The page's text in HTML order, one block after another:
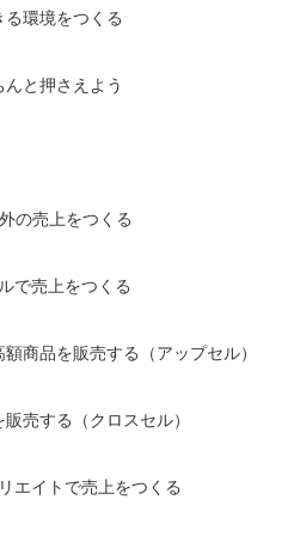
環境をつくる
と押さえよう
の売上をつくる
で売上をつくる
商品を販売する（アップセル）
売する（クロスセル）
エイトで売上をつくる